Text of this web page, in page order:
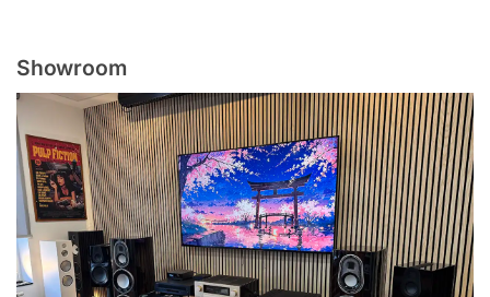
Showroom